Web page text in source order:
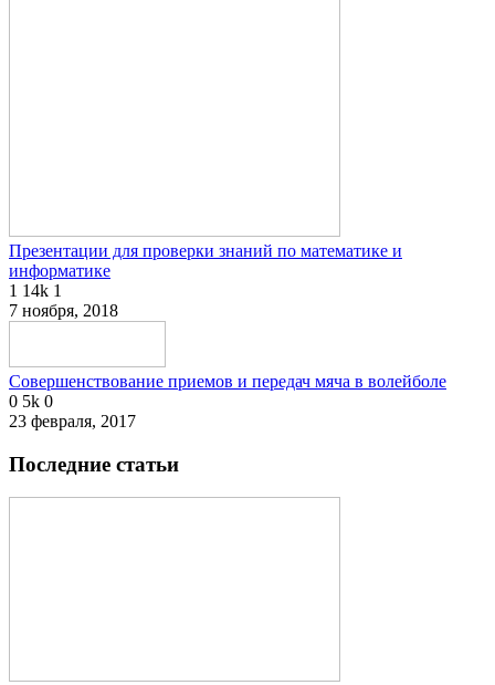
Презентации для проверки знаний по математике и
информатике
1 14k 1
7 ноября, 2018
Совершенствование приемов и передач мяча в волейболе
0 5k 0
23 февраля, 2017
Последние статьи